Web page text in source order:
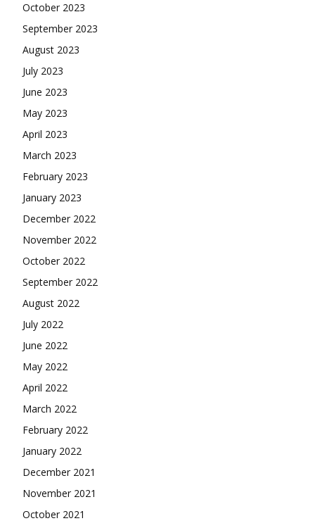
October 2023
September 2023
August 2023
July 2023
June 2023
May 2023
April 2023
March 2023
February 2023
January 2023
December 2022
November 2022
October 2022
September 2022
August 2022
July 2022
June 2022
May 2022
April 2022
March 2022
February 2022
January 2022
December 2021
November 2021
October 2021